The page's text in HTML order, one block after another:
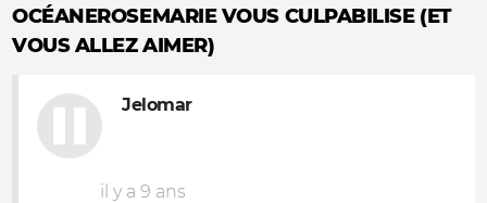
OCÉANEROSEMARIE VOUS CULPABILISE (ET
VOUS ALLEZ AIMER)
Jelomar
il y a 9 ans